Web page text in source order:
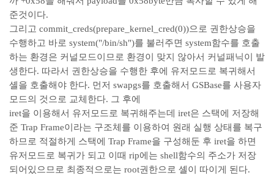
준것이다.
그리고 commit_creds(prepare_kernel_cred(0))으로 권한상승을
수행하고 바로 system("/bin/sh")를 불러주면 system함수를 호출
하는 환경은 커널모드이므로 환경이 맞지 않아서 커널패닉이 발
생한다. 따라서 권한상승을 수행한 후에 유저모드로 복귀해서
셸을 호출해야 한다. 먼저 swapgs를 호출해서 GSBase를 사용자
모드의 것으로 교체한다. 그 후에
iret을 이용해서 유저모드로 복귀해주는데 iret은 스택에 저장해
준 Trap Frame이라는 구조체를 이용하여 원래 실행 상태를 복구
하므로 적절하게 스택에 Trap Frame을 구성해둔 후 iret을 하면
유저모드로 복귀가 되고 이때 rip에는 shell함수의 주소가 저장
되어있으므로 최종적으로는 root권한으로 셸이 따이게 된다.